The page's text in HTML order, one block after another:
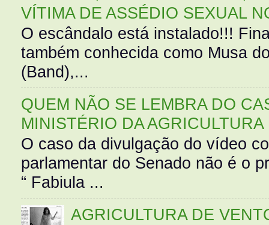
VÍTIMA DE ASSÉDIO SEXUAL
O escândalo está instalado!!!
também conhecida como Musa
(Band),...
QUEM NÃO SE LEMBRA DO
MINISTÉRIO DA AGRICULTURA
O caso da divulgação do vídeo
parlamentar do Senado não é o
“ Fabiula ...
AGRICULTURA DE